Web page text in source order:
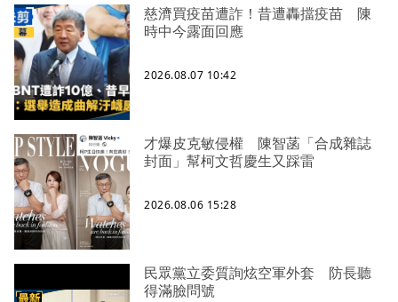
慈濟買疫苗遭詐！昔遭轟擋疫苗 陳
時中今露面回應
2026.08.07 10:42
才爆皮克敏侵權 陳智菡「合成雜誌
封面」幫柯文哲慶生又踩雷
2026.08.06 15:28
民眾黨立委質詢炫空軍外套 防長聽
得滿臉問號